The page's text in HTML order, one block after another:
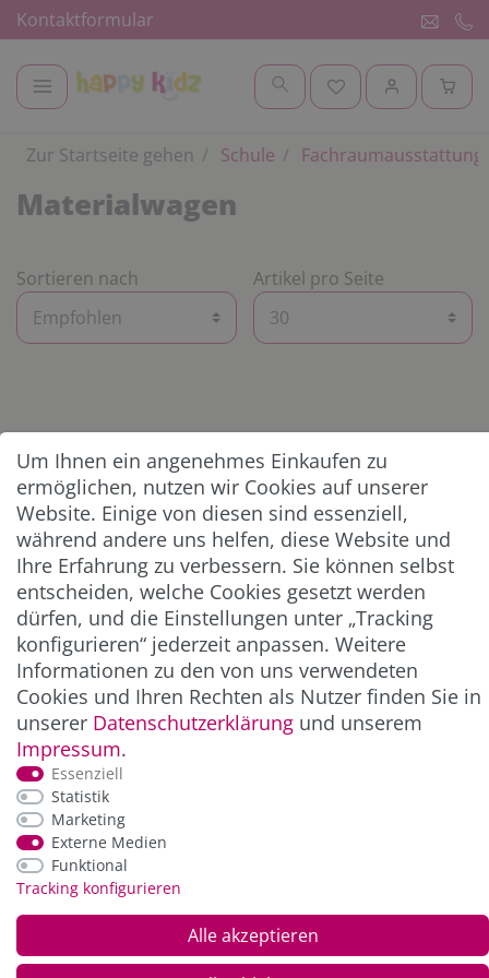
Kontaktformular
Zur Startseite gehen Schule Fachraumausstattung
Materialwagen
Sortieren nach Artikel pro Seite
KUNDENSERVICE
UNTERNEHMEN & SERVICE
INFORMATION
NEWSLETTER
ZAHLUNG & VERSAND
*Alle Preise inkl. der gesetzl. MwSt. zzgl.Service-
und Versandkosten
Um Ihnen ein angenehmes Einkaufen zu
ermöglichen, nutzen wir Cookies auf unserer
Website. Einige von diesen sind essenziell,
während andere uns helfen, diese Website und
Ihre Erfahrung zu verbessern. Sie können selbst
entscheiden, welche Cookies gesetzt werden
dürfen, und die Einstellungen unter „Tracking
konfigurieren“ jederzeit anpassen. Weitere
Informationen zu den von uns verwendeten
Cookies und Ihren Rechten als Nutzer finden Sie in
unserer Daten­schutz­erklärung und unserem
Impressum.
Essenziell
Statistik
Marketing
Externe Medien
Funktional
Tracking konfigurieren
Alle akzeptieren